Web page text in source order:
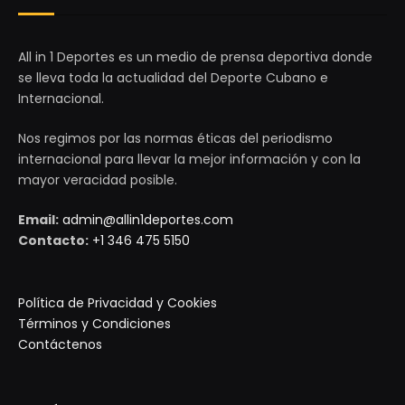
All in 1 Deportes es un medio de prensa deportiva donde
se lleva toda la actualidad del Deporte Cubano e
Internacional.
Nos regimos por las normas éticas del periodismo
internacional para llevar la mejor información y con la
mayor veracidad posible.
Email: admin@allin1deportes.com
Contacto: +1 346 475 5150
Política de Privacidad y Cookies
Términos y Condiciones
Contáctenos